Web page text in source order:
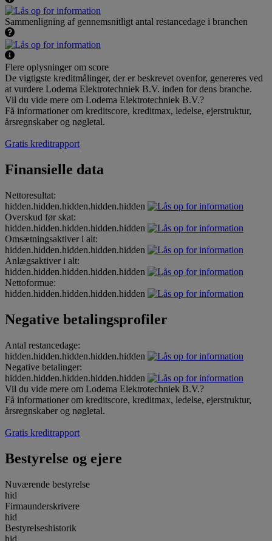
Sammenligning af gennemsnitligt antal restancedage i branchen
Flere oplysninger om score
De vigtigste kreditmålinger, der er beskrevet ovenfor, genereres ved
at vurdere Lodema Elektrotechniek B.V. inden for dens branche.
Vil du vide mere om Lodema Elektrotechniek B.V.?
Få informationer om kreditscore, kreditmax, ledelse, ejerstruktur,
årsregnskaber og nøgletal.
Gratis kreditrapport
Finansielle data
Nettoresultat:
hidden.hidden.hidden.hidden.hidden
Overskud før skat:
hidden.hidden.hidden.hidden.hidden
Omsætningsaktiver i alt:
hidden.hidden.hidden.hidden.hidden
Anlægsaktiver i alt:
hidden.hidden.hidden.hidden.hidden
Nettoformue:
hidden.hidden.hidden.hidden.hidden
Negative betalingsprofiler
Antal restancedage:
hidden.hidden.hidden.hidden.hidden
Negative betalinger:
hidden.hidden.hidden.hidden.hidden
Vil du vide mere om Lodema Elektrotechniek B.V.?
Få informationer om kreditscore, kreditmax, ledelse, ejerstruktur,
årsregnskaber og nøgletal.
Gratis kreditrapport
Bestyrelse og ejere
Nuværende bestyrelse
hid
Firmaunderskrivere
hid
Bestyrelseshistorik
hid